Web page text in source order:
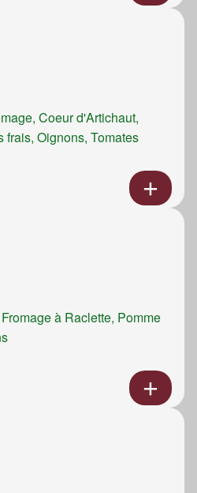
Coeur d'Artichaut,
Oignons, Tomates
à Raclette, Pomme